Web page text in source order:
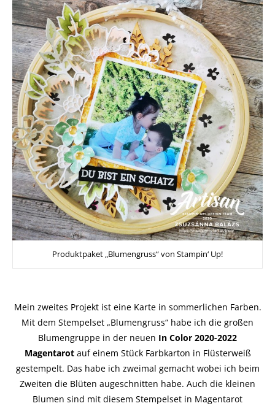
Produktpaket „Blumengruss“ von Stampin‘ Up!
Mein zweites Projekt ist eine Karte in sommerlichen Farben.
Mit dem Stempelset „Blumengruss“ habe ich die großen
Blumengruppe in der neuen In Color 2020-2022
Magentarotauf einem Stück Farbkarton in Flüsterweiß
gestempelt. Das habe ich zweimal gemacht wobei ich beim
Zweiten die Blüten augeschnitten habe. Auch die kleinen
Blumen sind mit diesem Stempelset in Magentarot